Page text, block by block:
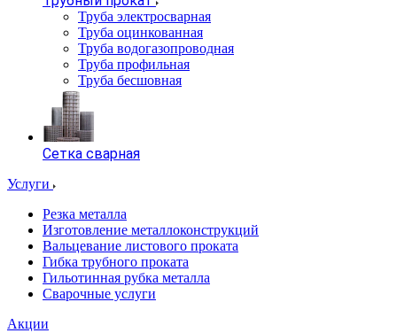
Труба электросварная
Труба оцинкованная
Труба водогазопроводная
Труба профильная
Труба бесшовная
Сетка сварная
Услуги
Резка металла
Изготовление металлоконструкций
Вальцевание листового проката
Гибка трубного проката
Гильотинная рубка металла
Сварочные услуги
Акции